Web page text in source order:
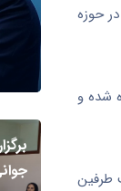
به تاجیکستان در حوزه
شده و
طرفین